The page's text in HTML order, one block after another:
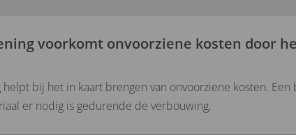
voorkomt onvoorziene kosten door
bij het in kaart brengen van onvoorziene kosten.
er nodig is gedurende de verbouwing.